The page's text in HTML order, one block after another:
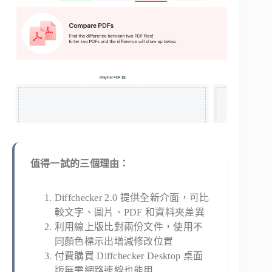
值得一試的三個理由：
Diffchecker 2.0 提供全新介面，可比
較文字、圖片、PDF 和資料夾差異
利用線上版比對兩份文件，使用不
同顏色標示出增減修改位置
付費購買 Diffchecker Desktop 桌面